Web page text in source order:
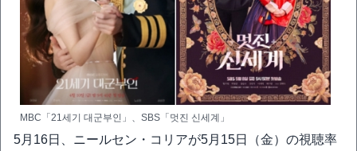
MBC「21세기 대군부인」、SBS「멋진 신세계」
5月16日、ニールセン・コリアが5月15日（金）の視聴率